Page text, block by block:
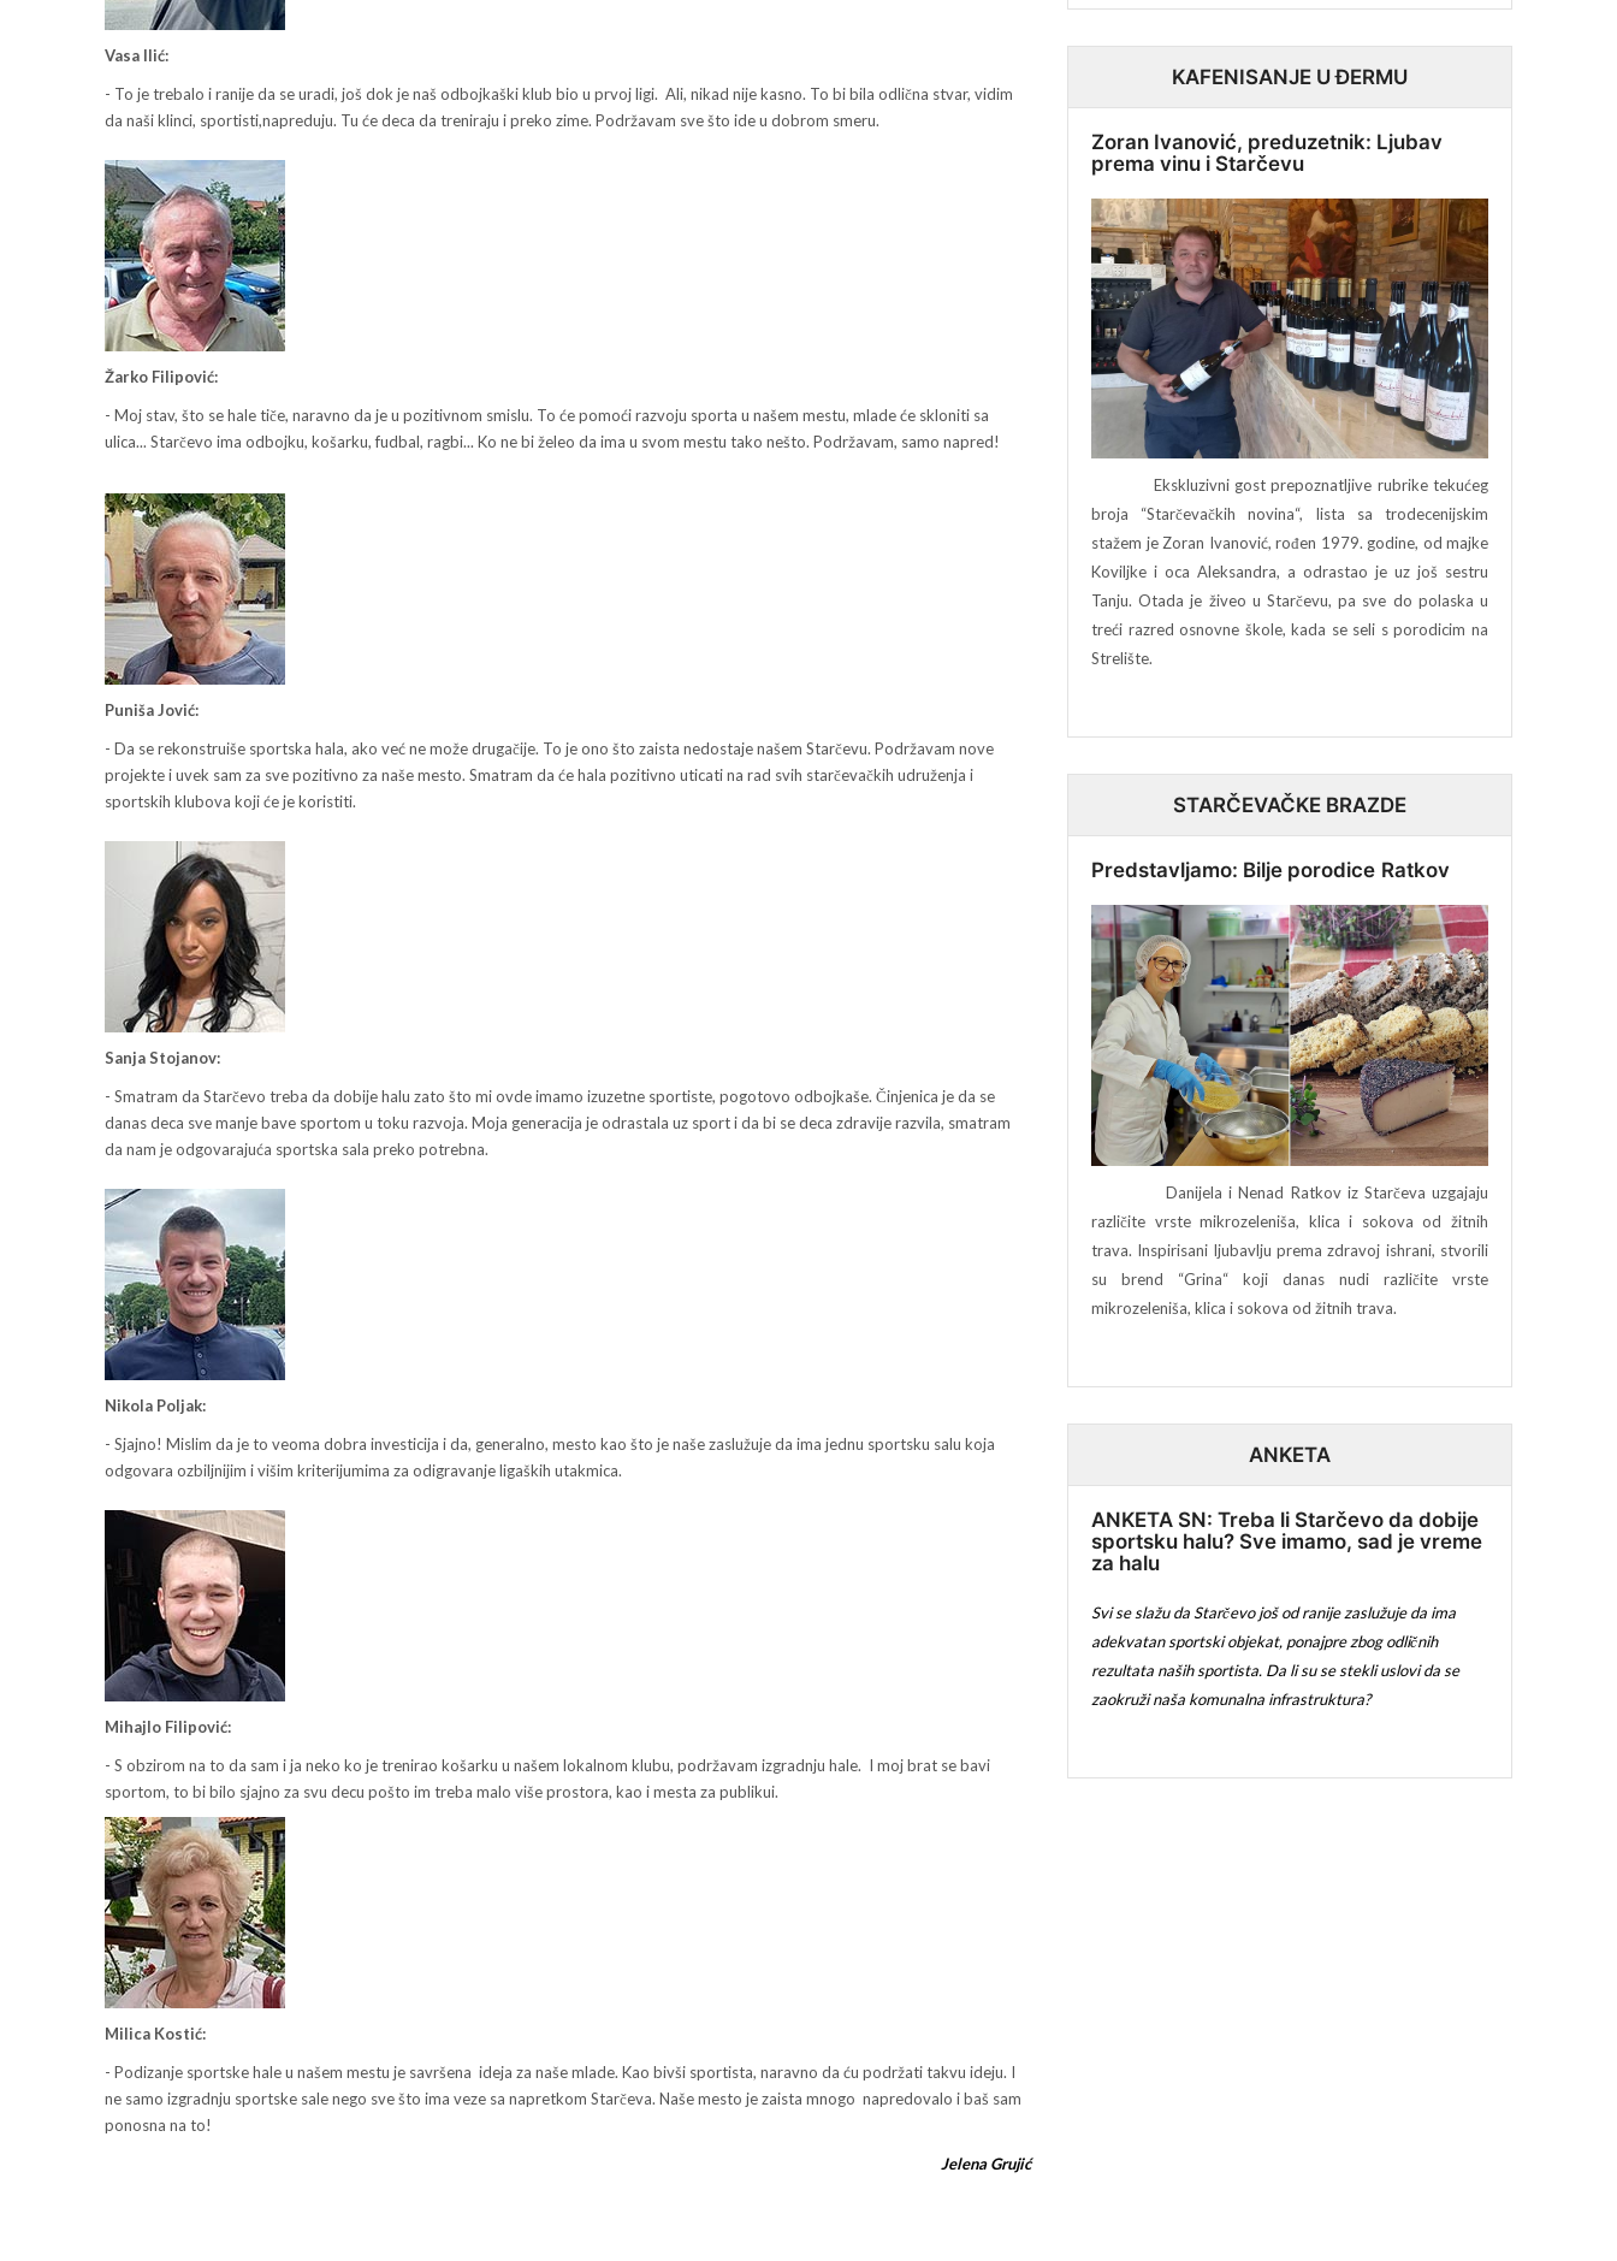
Vasa Ilić:
- To je trebalo i ranije da se uradi, još dok je naš odbojkaški klub bio u prvoj ligi. Ali, nikad nije kasno. To bi bila odlična stvar, vidim
da naši klinci, sportisti,napreduju. Tu će deca da treniraju i preko zime. Podržavam sve što ide u dobrom smeru.
Žarko Filipović:
- Moj stav, što se hale tiče, naravno da je u pozitivnom smislu. To će pomoći razvoju sporta u našem mestu, mlade će skloniti sa
ulica... Starčevo ima odbojku, košarku, fudbal, ragbi... Ko ne bi želeo da ima u svom mestu tako nešto. Podržavam, samo napred!
Puniša Jović:
- Da se rekonstruiše sportska hala, ako već ne može drugačije. To je ono što zaista nedostaje našem Starčevu. Podržavam nove
projekte i uvek sam za sve pozitivno za naše mesto. Smatram da će hala pozitivno uticati na rad svih starčevačkih udruženja i
sportskih klubova koji će je koristiti.
Sanja Stojanov:
- Smatram da Starčevo treba da dobije halu zato što mi ovde imamo izuzetne sportiste, pogotovo odbojkaše. Činjenica je da se
danas deca sve manje bave sportom u toku razvoja. Moja generacija je odrastala uz sport i da bi se deca zdravije razvila, smatram
da nam je odgovarajuća sportska sala preko potrebna.
Nikola Poljak:
- Sjajno! Mislim da je to veoma dobra investicija i da, generalno, mesto kao što je naše zaslužuje da ima jednu sportsku salu koja
odgovara ozbiljnijim i višim kriterijumima za odigravanje ligaških utakmica.
Mihajlo Filipović:
- S obzirom na to da sam i ja neko ko je trenirao košarku u našem lokalnom klubu, podržavam izgradnju hale. I moj brat se bavi
sportom, to bi bilo sjajno za svu decu pošto im treba malo više prostora, kao i mesta za publikui.
Milica Kostić:
- Podizanje sportske hale u našem mestu je savršena ideja za naše mlade. Kao bivši sportista, naravno da ću podržati takvu ideju. I
ne samo izgradnju sportske sale nego sve što ima veze sa napretkom Starčeva. Naše mesto je zaista mnogo napredovalo i baš sam
ponosna na to!
Jelena Grujić
KAFENISANJE U ĐERMU
Zoran Ivanović, preduzetnik: Ljubav
prema vinu i Starčevu
Ekskluzivni gost prepoznatljive rubrike tekućeg
broja “Starčevačkih novina“, lista sa trodecenijskim
stažem je Zoran Ivanović, rođen 1979. godine, od majke
Koviljke i oca Aleksandra, a odrastao je uz još sestru
Tanju. Otada je živeo u Starčevu, pa sve do polaska u
treći razred osnovne škole, kada se seli s porodicim na
Strelište.
STARČEVAČKE BRAZDE
Predstavljamo: Bilje porodice Ratkov
Danijela i Nenad Ratkov iz Starčeva uzgajaju
različite vrste mikrozeleniša, klica i sokova od žitnih
trava. Inspirisani ljubavlju prema zdravoj ishrani, stvorili
su brend “Grina“ koji danas nudi različite vrste
mikrozeleniša, klica i sokova od žitnih trava.
ANKETA
ANKETA SN: Treba li Starčevo da dobije
sportsku halu? Sve imamo, sad je vreme
za halu
Svi se slažu da Starčevo još od ranije zaslužuje da ima
adekvatan sportski objekat, ponajpre zbog odličnih
rezultata naših sportista. Da li su se stekli uslovi da se
zaokruži naša komunalna infrastruktura?